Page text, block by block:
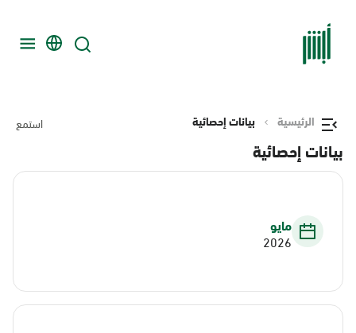
الرئيسية بيانات إحصائية استمع
بيانات إحصائية
مايو
2026